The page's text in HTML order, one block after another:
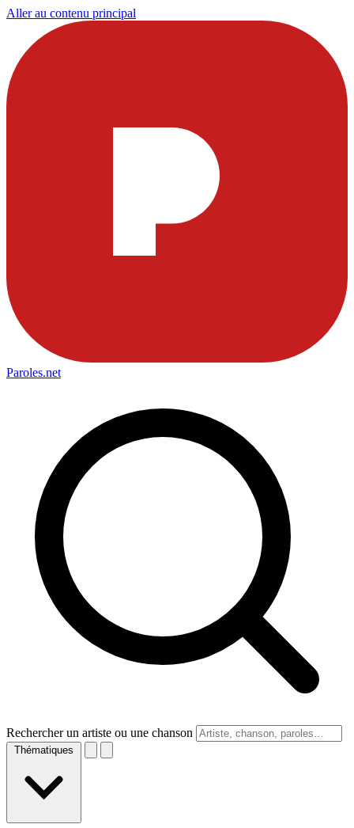
Aller au contenu principal
Paroles.net
Rechercher un artiste ou une chanson
Thématiques